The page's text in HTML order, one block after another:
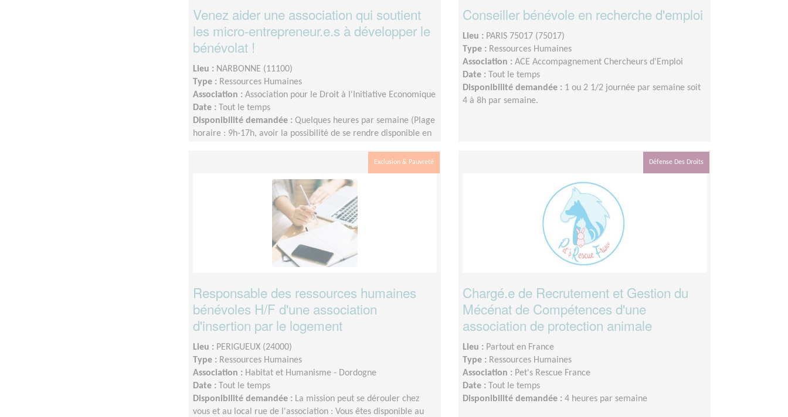
Venez aider une association qui soutient
les micro-entrepreneur.e.s à développer le
bénévolat !
Lieu : NARBONNE (11100)
Type : Ressources Humaines
Association : Association pour le Droit à l'Initiative Economique
Date :
Tout le temps
Disponibilité demandée : Quelques heures par semaine (Plage
horaire : 9h-17h, avoir la possibilité de se rendre disponible en
Conseiller bénévole en recherche d'emploi
Lieu : PARIS 75017 (75017)
Type : Ressources Humaines
Association : ACE Accompagnement Chercheurs d'Emploi
Date :
Tout le temps
Disponibilité demandée : 1 ou 2 1/2 journée par semaine soit
4 à 8h par semaine.
Exclusion & Pauvreté
Responsable des ressources humaines
bénévoles H/F d'une association
d'insertion par le logement
Lieu : PERIGUEUX (24000)
Type : Ressources Humaines
Association : Habitat et Humanisme - Dordogne
Date :
Tout le temps
Disponibilité demandée : La mission peut se dérouler chez
vous et au local rue de l'association : Vous êtes disponible au
Défense Des Droits
Chargé.e de Recrutement et Gestion du
Mécénat de Compétences d'une
association de protection animale
Lieu : Partout en France
Type : Ressources Humaines
Association : Pet's Rescue France
Date :
Tout le temps
Disponibilité demandée : 4 heures par semaine